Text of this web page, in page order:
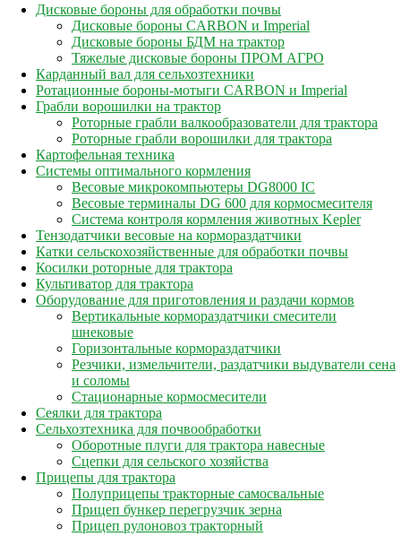
Дисковые бороны для обработки почвы
Дисковые бороны CARBON и Imperial
Дисковые бороны БДМ на трактор
Тяжелые дисковые бороны ПРОМ АГРО
Карданный вал для сельхозтехники
Ротационные бороны-мотыги CARBON и Imperial
Грабли ворошилки на трактор
Роторные грабли валкообразователи для трактора
Роторные грабли ворошилки для трактора
Картофельная техника
Системы оптимального кормления
Весовые микрокомпьютеры DG8000 IC
Весовые терминалы DG 600 для кормосмесителя
Система контроля кормления животных Kepler
Тензодатчики весовые на кормораздатчики
Катки сельскохозяйственные для обработки почвы
Косилки роторные для трактора
Культиватор для трактора
Оборудование для приготовления и раздачи кормов
Вертикальные кормораздатчики смесители
шнековые
Горизонтальные кормораздатчики
Резчики, измельчители, раздатчики выдуватели сена
и соломы
Стационарные кормосмесители
Сеялки для трактора
Сельхозтехника для почвообработки
Оборотные плуги для трактора навесные
Сцепки для сельского хозяйства
Прицепы для трактора
Полуприцепы тракторные самосвальные
Прицеп бункер перегрузчик зерна
Прицеп рулоновоз тракторный